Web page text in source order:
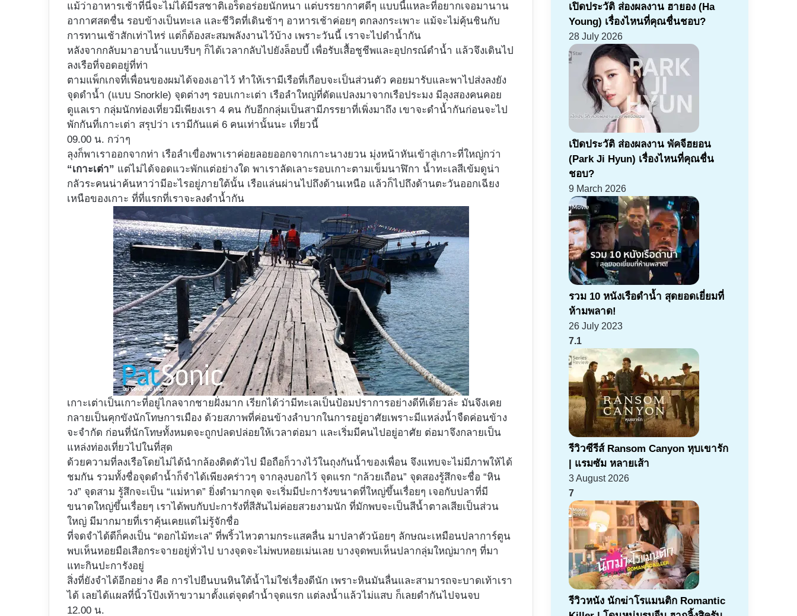
แม้ว่าอาหารเช้าที่นี่จะไม่ได้มีรสชาติเอร็ดอร่อยนักหนา แต่บรรยากาศดีๆ แบบนี้แหละที่อยากเจอมานาน
อากาศสดชื่น รอบข้างเป็นทะเล และชีวิตที่เดินช้าๆ อาหารเช้าค่อยๆ ตกลงกระเพาะ แม้จะไม่คุ้นชินกับ
การทานเช้าสักเท่าไหร่ แต่ก็ต้องสะสมพลังงานไว้บ้าง เพราะวันนี้ เราจะไปดำน้ำกัน
หลังจากกลับมาอาบน้ำแบบรีบๆ ก็ได้เวลากลับไปยังล็อบบี้ เพื่อรับเสื้อชูชีพและอุปกรณ์ดำน้ำ แล้วจึงเดินไป
ลงเรือที่จอดอยู่ที่ท่า
ตามแพ็กเกจที่เพื่อนของผมได้จองเอาไว้ ทำให้เรามีเรือที่เกือบจะเป็นส่วนตัว คอยมารับและพาไปส่งลงยัง
จุดดำน้ำ (แบบ Snorkle) จุดต่างๆ รอบเกาะเต่า เรือลำใหญ่ที่ดัดแปลงมาจากเรือประมง มีลุงสองคนคอย
ดูแลเรา กลุ่มนักท่องเที่ยวมีเพียงเรา 4 คน กับอีกกลุ่มเป็นสามีภรรยาที่เพิ่งมาถึง เขาจะดำน้ำกันก่อนจะไป
พักกันที่เกาะเต่า สรุปว่า เรามีกันแค่ 6 คนเท่านั้นนะ เที่ยวนี้
09.00 น. กว่าๆ
ลุงก็พาเราออกจากท่า เรือลำเขื่องพาเราค่อยลอยออกจากเกาะนางยวน มุ่งหน้าหันเข้าสู่เกาะที่ใหญ่กว่า
“เกาะเต่า” แต่ไม่ได้จอดแวะพักแต่อย่างใด พาเราลัดเลาะรอบเกาะตามเข็มนาฬิกา น้ำทะเลสีเข้มดูน่า
กลัวระคนน่าค้นหาว่ามีอะไรอยู่ภายใต้นั้น เรือแล่นผ่านไปถึงด้านเหนือ แล้วก็ไปถึงด้านตะวันออกเฉียง
เหนือของเกาะ ที่ที่แรกที่เราจะลงดำน้ำกัน
เกาะเต่าเป็นเกาะที่อยู่ไกลจากชายฝั่งมาก เรียกได้ว่ามีทะเลเป็นป้อมปราการอย่างดีทีเดียวล่ะ มันจึงเคย
กลายเป็นคุกขังนักโทษการเมือง ด้วยสภาพที่ค่อนข้างลำบากในการอยู่อาศัยเพราะมีแหล่งน้ำจืดค่อนข้าง
จะจำกัด ก่อนที่นักโทษทั้งหมดจะถูกปลดปล่อยให้เวลาต่อมา และเริ่มมีคนไปอยู่อาศัย ต่อมาจึงกลายเป็น
แหล่งท่องเที่ยวไปในที่สุด
ด้วยความที่ลงเรือโดยไม่ได้นำกล้องติดตัวไป มือถือก็วางไว้ในถุงกันน้ำของเพื่อน จึงแทบจะไม่มีภาพให้ได้
ชมกัน รวมทั้งชื่อจุดดำน้ำก็จำได้เพียงคร่าวๆ จากลุงบอกไว้ จุดแรก “กล้วยเถือน” จุดสองรู้สึกจะชื่อ “หิน
วง” จุดสาม รู้สึกจะเป็น “แม่หาด” ยิ่งดำมากจุด จะเริ่มมีปะการังขนาดที่ใหญ่ขึ้นเรื่อยๆ เจอกับปลาที่มี
ขนาดใหญ่ขึ้นเรื่อยๆ เราได้พบกับปะการังที่สีสันไม่ค่อยสวยงามนัก ที่มักพบจะเป็นสีน้ำตาลเสียเป็นส่วน
ใหญ่ มีมากมายที่เราคุ้นเคยแต่ไม่รู้จักชื่อ
ที่จดจำได้ดีก็คงเป็น “ดอกไม้ทะเล” ที่พริ้วไหวตามกระแสคลื่น มาปลาตัวน้อยๆ ลักษณะเหมือนปลาการ์ตูน
พบเห็นหอยมือเสือกระจายอยู่ทั่วไป บางจุดจะไม่พบหอยเม่นเลย บางจุดพบเห็นปลากลุ่มใหญ่มากๆ ที่มา
แทะกินปะการังอยู่
สิ่งที่ยังจำได้อีกอย่าง คือ การไปยืนบนหินใต้น้ำไม่ใช่เรื่องดีนัก เพราะหินมันลื่นและสามารถจะบาดเท้าเรา
ได้ เลยได้แผลที่นิ้วโป้งเท้าขวามาตั้งแต่จุดดำน้ำจุดแรก แต่ลงน้ำแล้วไม่แสบ ก็เลยดำกันไปจนจบ
12.00 น.
เปิดประวัติ ส่องผลงาน ฮายอง (Ha
Young) เรื่องไหนที่คุณชื่นชอบ?
28 July 2026
เปิดประวัติ ส่องผลงาน พัคจีฮยอน
(Park Ji Hyun) เรื่องไหนที่คุณชื่น
ชอบ?
9 March 2026
รวม 10 หนังเรือดำน้ำ สุดยอดเยี่ยมที่
ห้ามพลาด!
26 July 2023
7.1
รีวิวซีรีส์ Ransom Canyon หุบเขารัก
| แรมซัม หลายเส้า
3 August 2026
7
รีวิวหนัง นักฆ่าโรแมนติก Romantic